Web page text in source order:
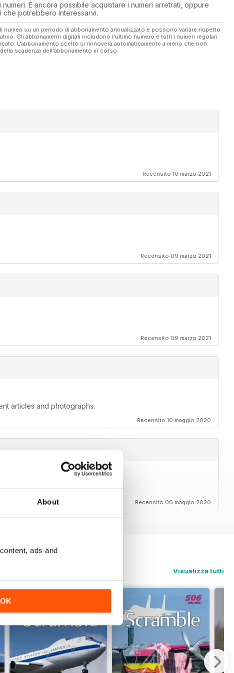
About
ads and
OK
È ancora possibile acquistare i numeri arretrati, oppure
che potrebbero interessarvi.
su un periodo di abbonamento annualizzato e possono variare rispetto
Gli abbonamenti digitali includono l'ultimo numero e tutti i numeri regolari
L'abbonamento scelto si rinnoverà automaticamente a meno che non
scadenza dell'abbonamento in corso.
Recensito 10 marzo 2021
Recensito 09 marzo 2021
Recensito 09 marzo 2021
articles and photographs.
Recensito 10 maggio 2020
enthusiast.
Recensito 06 maggio 2020
Visualizza tutti